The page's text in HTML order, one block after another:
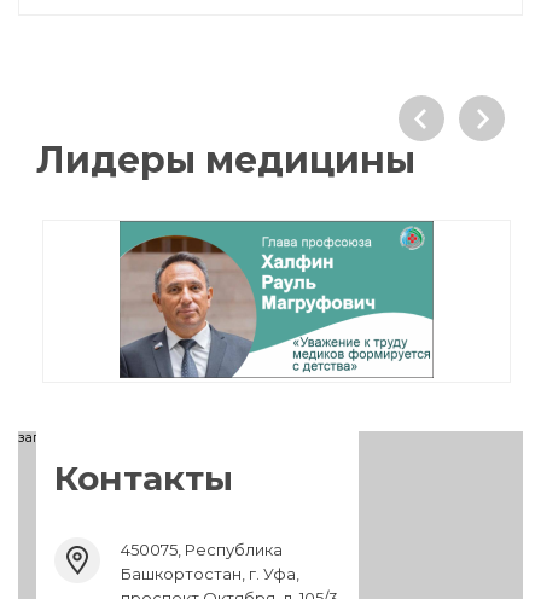
Лидеры медицины
загрузка карты...
Контакты
450075, Республика
Башкортостан, г. Уфа,